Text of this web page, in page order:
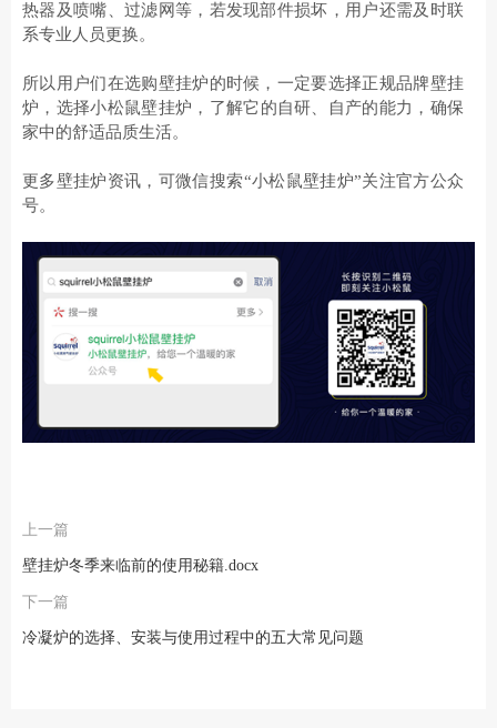
热器及喷嘴、过滤网等，若发现部件损坏，用户还需及时联
系专业人员更换。
所以用户们在选购壁挂炉的时候，一定要选择正规品牌壁挂
炉 ，选择小松鼠壁挂炉，了解它的自研、自产的能力，确保
家中的舒适品质生活。
更多壁挂炉资讯，可微信搜索“小松鼠壁挂炉”关注官方公众
号。
上一篇
壁挂炉冬季来临前的使用秘籍.docx
下一篇
冷凝炉的选择、安装与使用过程中的五大常见问题